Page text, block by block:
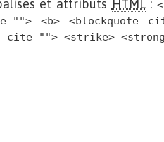
et attributs HTML:
<b> <blockquote
cite=""> <strike>